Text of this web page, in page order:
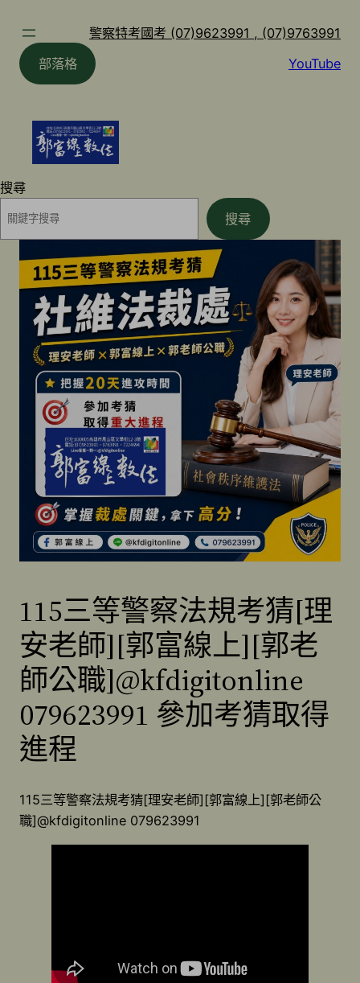
警察特考國考 (07)9623991 , (07)9763991
部落格
YouTube
搜尋
搜尋
115三等警察法規考猜[理
安老師][郭富線上][郭老
師公職]@kfdigitonline
079623991 參加考猜取得
進程
115三等警察法規考猜[理安老師][郭富線上][郭老師公
職]@kfdigitonline 079623991